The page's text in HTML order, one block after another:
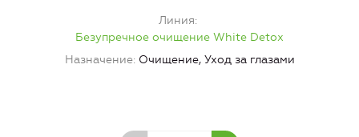
Линия
Безупречное очищение White Detox
Назначение Очищение, Уход за глазами